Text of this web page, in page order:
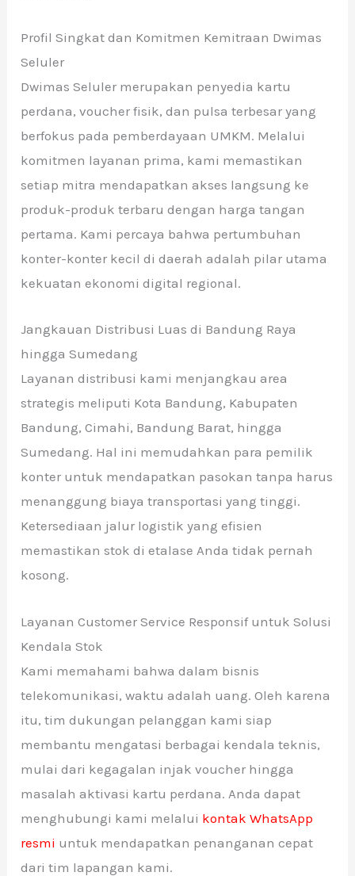
Profil Singkat dan Komitmen Kemitraan Dwimas
Seluler
Dwimas Seluler merupakan penyedia kartu
perdana, voucher fisik, dan pulsa terbesar yang
berfokus pada pemberdayaan UMKM. Melalui
komitmen layanan prima, kami memastikan
setiap mitra mendapatkan akses langsung ke
produk-produk terbaru dengan harga tangan
pertama. Kami percaya bahwa pertumbuhan
konter-konter kecil di daerah adalah pilar utama
kekuatan ekonomi digital regional.
Jangkauan Distribusi Luas di Bandung Raya
hingga Sumedang
Layanan distribusi kami menjangkau area
strategis meliputi Kota Bandung, Kabupaten
Bandung, Cimahi, Bandung Barat, hingga
Sumedang. Hal ini memudahkan para pemilik
konter untuk mendapatkan pasokan tanpa harus
menanggung biaya transportasi yang tinggi.
Ketersediaan jalur logistik yang efisien
memastikan stok di etalase Anda tidak pernah
kosong.
Layanan Customer Service Responsif untuk Solusi
Kendala Stok
Kami memahami bahwa dalam bisnis
telekomunikasi, waktu adalah uang. Oleh karena
itu, tim dukungan pelanggan kami siap
membantu mengatasi berbagai kendala teknis,
mulai dari kegagalan injak voucher hingga
masalah aktivasi kartu perdana. Anda dapat
menghubungi kami melalui kontak WhatsApp
resmi untuk mendapatkan penanganan cepat
dari tim lapangan kami.